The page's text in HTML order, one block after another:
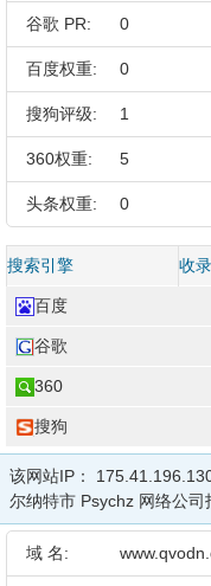
谷歌 PR: 0
百度权重: 0
搜狗评级: 1
360权重: 5
头条权重: 0
搜索引擎 收
百度
谷歌
360
搜狗
该网站IP：
尔纳特市 Psychz 网络公司
域 名: